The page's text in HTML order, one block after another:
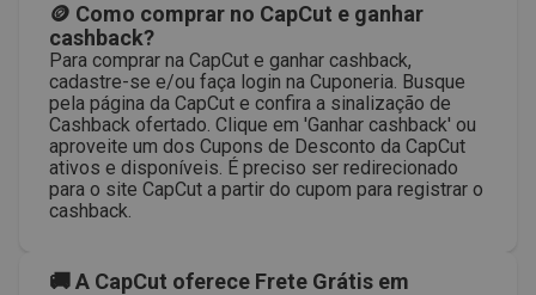
🪙 Como comprar no CapCut e ganhar
cashback?
Para comprar na CapCut e ganhar cashback,
cadastre-se e/ou faça login na Cuponeria. Busque
pela página da CapCut e confira a sinalização de
Cashback ofertado. Clique em 'Ganhar cashback' ou
aproveite um dos Cupons de Desconto da CapCut
ativos e disponíveis. É preciso ser redirecionado
para o site CapCut a partir do cupom para registrar o
cashback.
🚚 A CapCut oferece Frete Grátis em